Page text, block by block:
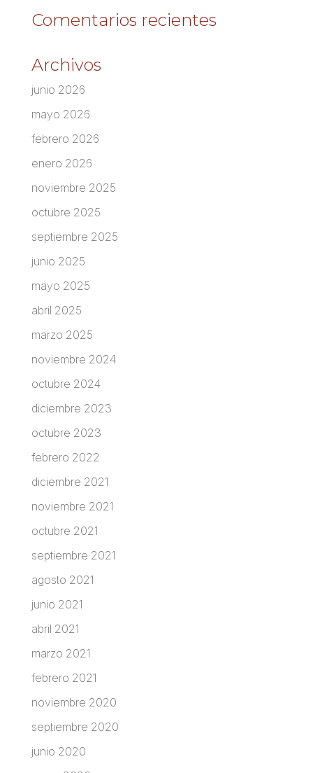
Comentarios recientes
Archivos
junio 2026
mayo 2026
febrero 2026
enero 2026
noviembre 2025
octubre 2025
septiembre 2025
junio 2025
mayo 2025
abril 2025
marzo 2025
noviembre 2024
octubre 2024
diciembre 2023
octubre 2023
febrero 2022
diciembre 2021
noviembre 2021
octubre 2021
septiembre 2021
agosto 2021
junio 2021
abril 2021
marzo 2021
febrero 2021
noviembre 2020
septiembre 2020
junio 2020